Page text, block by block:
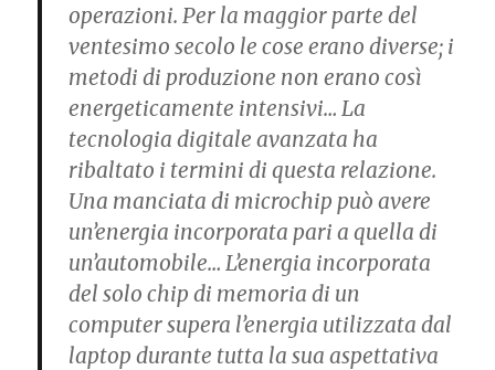
operazioni. Per la maggior parte del
ventesimo secolo le cose erano diverse; i
metodi di produzione non erano così
energeticamente intensivi… La
tecnologia digitale avanzata ha
ribaltato i termini di questa relazione.
Una manciata di microchip può avere
un’energia incorporata pari a quella di
un’automobile… L’energia incorporata
del solo chip di memoria di un
computer supera l’energia utilizzata dal
laptop durante tutta la sua aspettativa